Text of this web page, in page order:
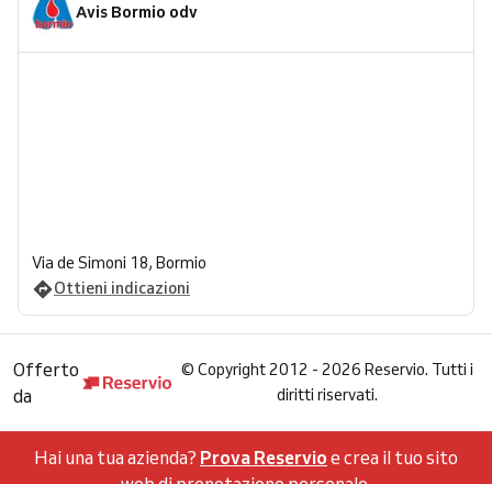
Avis Bormio odv
Via de Simoni 18, Bormio
Ottieni indicazioni
Offerto
da
© Copyright 2012 - 2026 Reservio. Tutti i
diritti riservati.
Hai una tua azienda? Prova Reservio e crea il tuo sito